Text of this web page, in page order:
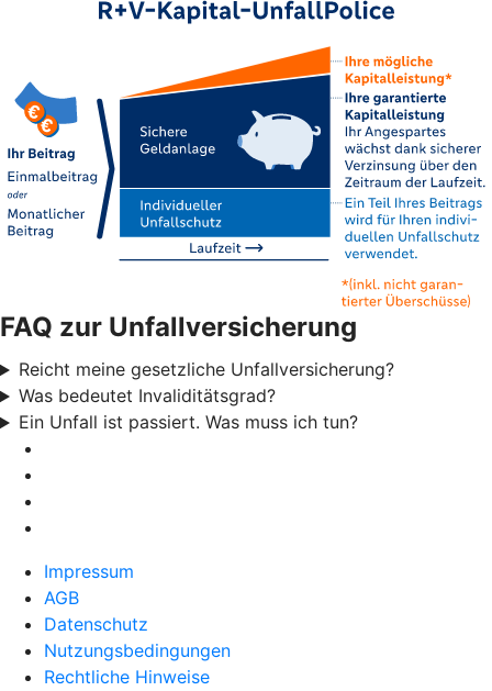
FAQ zur Unfallversicherung
Reicht meine gesetzliche Unfallversicherung?
Was bedeutet Invaliditätsgrad?
Ein Unfall ist passiert. Was muss ich tun?
Impressum
AGB
Datenschutz
Nutzungsbedingungen
Rechtliche Hinweise